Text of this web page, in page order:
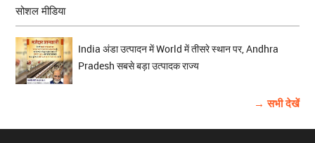
सोशल मीडिया
India अंडा उत्पादन में World में तीसरे स्थान पर, Andhra
Pradesh सबसे बड़ा उत्पादक राज्य
→ सभी देखें